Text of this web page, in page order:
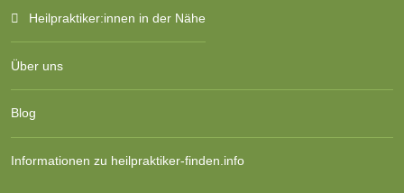
Heilpraktiker:innen in der Nähe
Über uns
Blog
Informationen zu heilpraktiker-finden.info